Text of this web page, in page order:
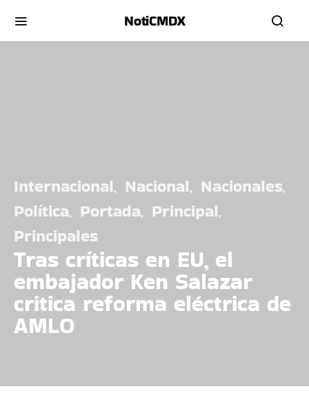
NotiCMDX
Internacional Nacional Nacionales
Política Portada Principal
Principales
Tras críticas en EU, el
embajador Ken Salazar
critica reforma eléctrica de
AMLO